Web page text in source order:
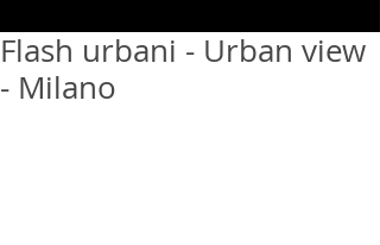
Flash urbani - Urban view
- Milano